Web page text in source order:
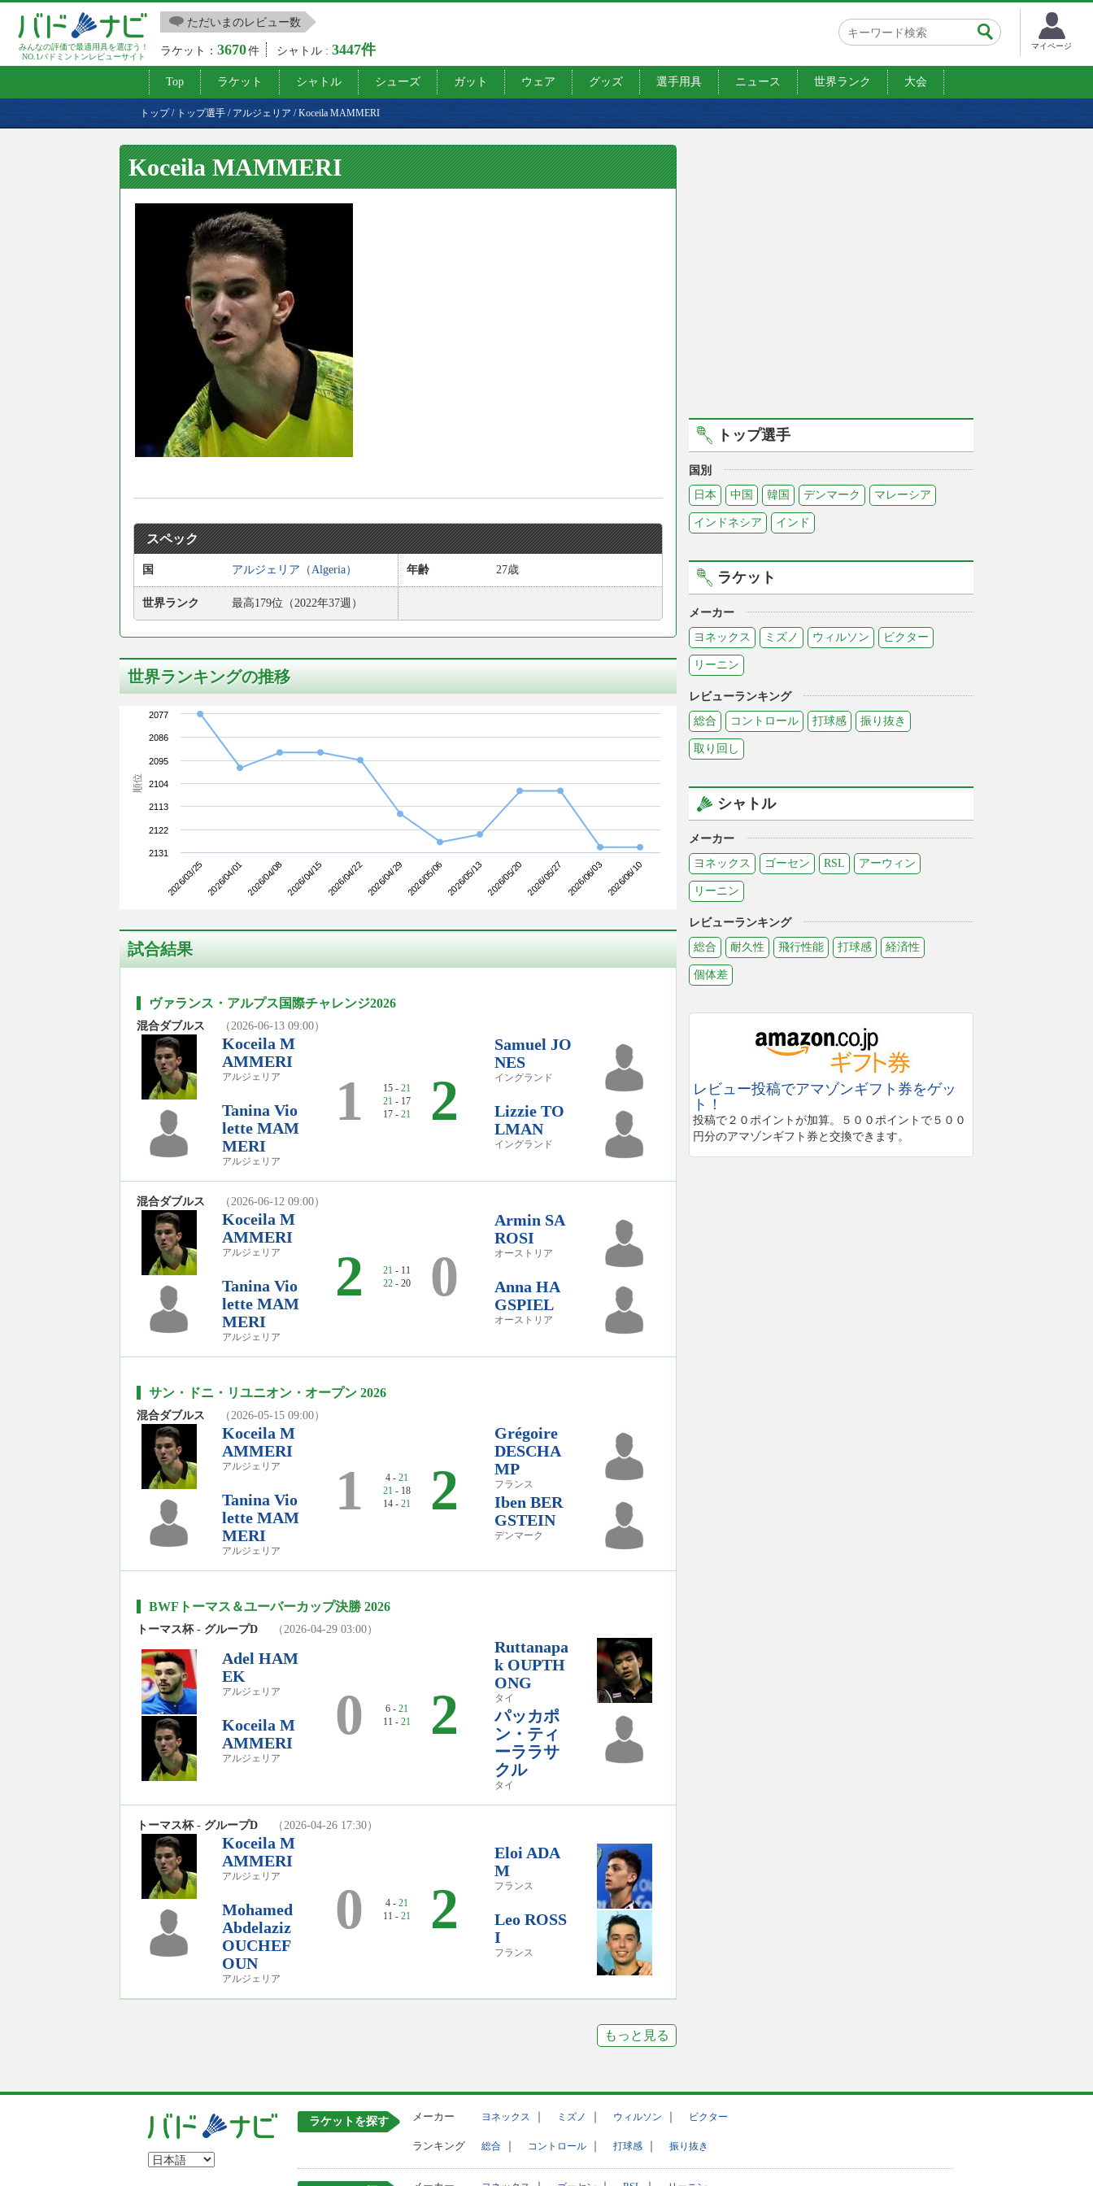
みんなの評価で最適用具を選ぼう！
NO.1バドミントンレビューサイト
ただいまのレビュー数
ラケット：3670件 シャトル :3447件 マイページ
Top ラケット シャトル シューズ ガット ウェア グッズ 選手用具 ニュース 世界ランク 大会
トップ/ トップ選手 / アルジェリア /Koceila MAMMERI
Koceila MAMMERI
スペック
国 アルジェリア（Algeria） 年齢 27歳
世界ランク 最高179位（2022年37週）
世界ランキングの推移
順位
2026/03/252026/04/012026/04/082026/04/15 2026/04/222026/04/292026/05/062026/05/132026/05/202026/05/27 2026/06/032026/06/10
2077
2086
2095
2104
2113
2122
2131
試合結果
ヴァランス・アルプス国際チャレンジ2026
混合ダブルス （2026-06-13 09:00）
Koceila M
AMMERI
アルジェリア
Tanina Vio
lette MAM
MERI
アルジェリア
1 15 - 21
21 - 17
17 - 21 2
Samuel JO
NES
イングランド
Lizzie TO
LMAN
イングランド
混合ダブルス （2026-06-12 09:00）
Koceila M
AMMERI
アルジェリア
Tanina Vio
lette MAM
MERI
アルジェリア
2 21 - 11
22 - 20 0
Armin SA
ROSI
オーストリア
Anna HA
GSPIEL
オーストリア
サン・ドニ・リユニオン・オープン 2026
混合ダブルス （2026-05-15 09:00）
Koceila M
AMMERI
アルジェリア
Tanina Vio
lette MAM
MERI
アルジェリア
1 4 - 21
21 - 18
14 - 21 2
Grégoire
DESCHA
MP
フランス
Iben BER
GSTEIN
デンマーク
BWFトーマス＆ユーバーカップ決勝 2026
トーマス杯 - グループD （2026-04-29 03:00）
Adel HAM
EK
アルジェリア
Koceila M
AMMERI
アルジェリア
0 6 - 21
11 - 21 2
Ruttanapa
k OUPTH
ONG
タイ
パッカポ
ン・ティ
ーララサ
クル
タイ
トーマス杯 - グループD （2026-04-26 17:30）
Koceila M
AMMERI
アルジェリア
Mohamed
Abdelaziz
OUCHEF
OUN
アルジェリア
0 4 - 21
11 - 21 2
Eloi ADA
M
フランス
Leo ROSS
I
フランス
もっと見る
トップ選手
国別
日本
中国 韓国 デンマーク マレーシア
インドネシア インド
ラケット
メーカー
ヨネックス
ミズノ ウィルソン ビクター
リーニン
レビューランキング
総合
コントロール 打球感 振り抜き
取り回し
シャトル
メーカー
ヨネックス
ゴーセン RSL アーウィン
リーニン
レビューランキング
総合
耐久性 飛行性能 打球感 経済性
個体差
レビュー投稿でアマゾンギフト券をゲッ
ト！
投稿で２０ポイントが加算。５００ポイントで５００
円分のアマゾンギフト券と交換できます。
ラケットを探す メーカー ヨネックス ミズノ ウィルソン ビクター
ランキング 総合 コントロール 打球感 振り抜き